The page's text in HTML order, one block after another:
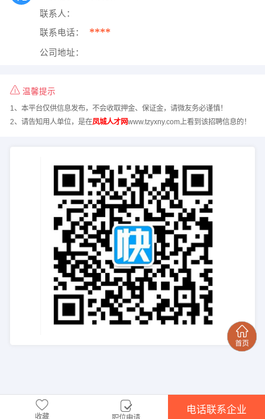
联系人：
联系电话： ****
公司地址：
温馨提示
1、本平台仅供信息发布，不会收取押金、保证金，请微友务必谨慎！
2、请告知用人单位，是在凤城人才网www.tzyxny.com上看到该招聘信息的！
收藏
电话联系企业